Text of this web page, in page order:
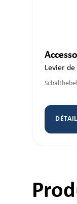
Levier
Ignorer la